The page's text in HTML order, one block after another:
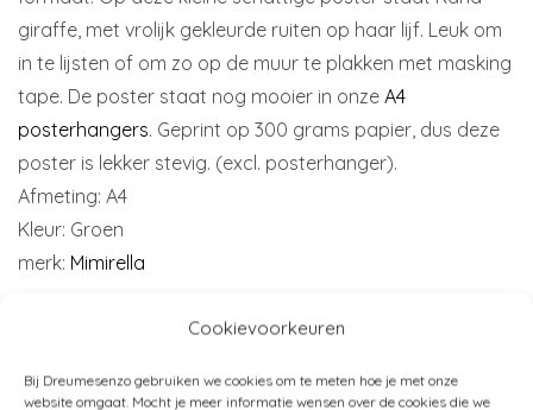
Cookievoorkeuren
Bij Dreumesenzo gebruiken we cookies om te meten hoe je met onze
website omgaat. Mocht je meer informatie wensen over de cookies die we
giraffe, met vrolijk gekleurde ruiten op haar lijf. Leuk om
in te lijsten of om zo op de muur te plakken met masking
tape. De poster staat nog mooier in onze A4
posterhangers. Geprint op 300 grams papier, dus deze
poster is lekker stevig. (excl. posterhanger).
Afmeting: A4
Kleur: Groen
merk: Mimirella